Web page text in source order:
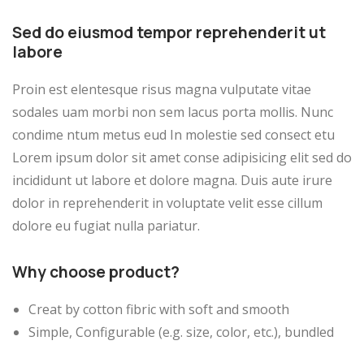
Sed do eiusmod tempor reprehenderit ut
labore
Proin est elentesque risus magna vulputate vitae
sodales uam morbi non sem lacus porta mollis. Nunc
condime ntum metus eud In molestie sed consect etu
Lorem ipsum dolor sit amet conse adipisicing elit sed do
incididunt ut labore et dolore magna. Duis aute irure
dolor in reprehenderit in voluptate velit esse cillum
dolore eu fugiat nulla pariatur.
Why choose product?
Creat by cotton fibric with soft and smooth
Simple, Configurable (e.g. size, color, etc.), bundled